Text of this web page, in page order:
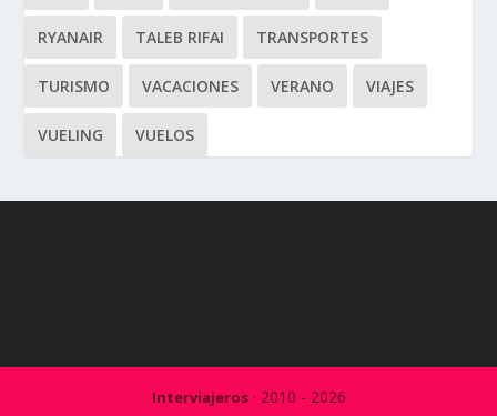
RYANAIR TALEB RIFAI TRANSPORTES
TURISMO VACACIONES VERANO VIAJES
VUELING VUELOS
Interviajeros· 2010 - 2026